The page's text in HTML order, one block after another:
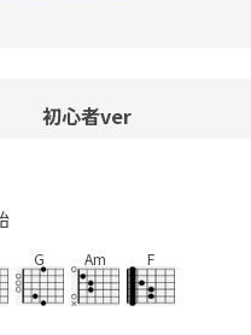
初心者ver
G Am F